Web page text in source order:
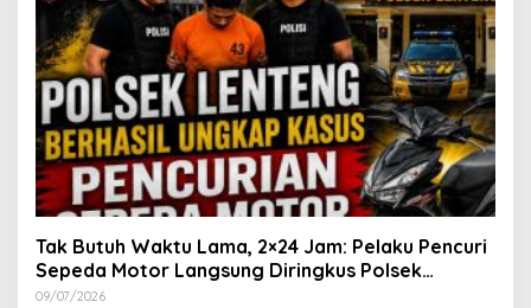
Tak Butuh Waktu Lama, 2×24 Jam: Pelaku Pencuri
Sepeda Motor Langsung Diringkus Polsek
Lenteng di Wilayah Manding
09/07/2026